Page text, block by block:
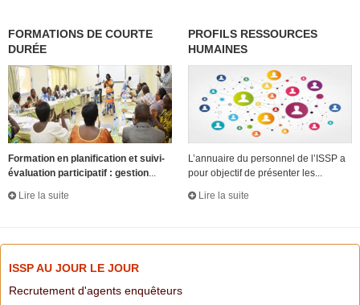
FORMATIONS DE COURTE
DURÉE
Formation en planification et suivi-
évaluation participatif : gestion...
Lire la suite
PROFILS RESSOURCES
HUMAINES
L’annuaire du personnel de l’ISSP a
pour objectif de présenter les...
Lire la suite
ISSP AU JOUR LE JOUR
Recrutement d'agents enquêteurs